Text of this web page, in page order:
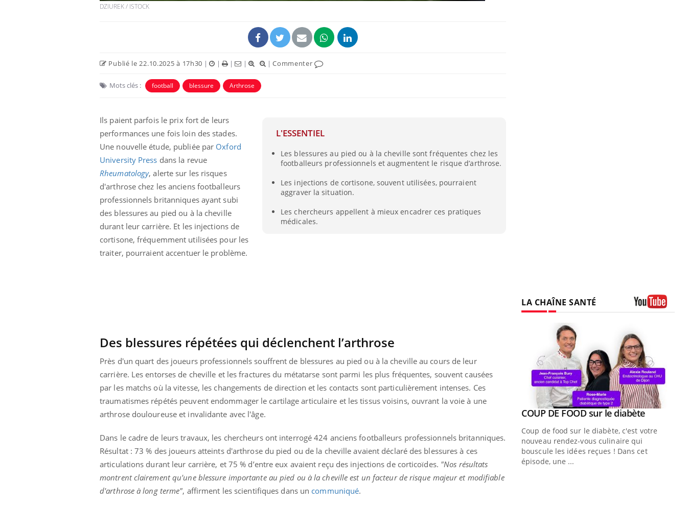
DZIUREK / ISTOCK
Publié le 22.10.2025 à 17h30 | | | | |Commenter
Mots clés : football blessure Arthrose
L'ESSENTIEL
Les blessures au pied ou à la cheville sont fréquentes chez les
footballeurs professionnels et augmentent le risque d’arthrose.
Les injections de cortisone, souvent utilisées, pourraient
aggraver la situation.
Les chercheurs appellent à mieux encadrer ces pratiques
médicales.
Ils paient parfois le prix fort de leurs
performances une fois loin des stades.
Une nouvelle étude, publiée par Oxford
University Press dans la revue
Rheumatology, alerte sur les risques
d'arthrose chez les anciens footballeurs
professionnels britanniques ayant subi
des blessures au pied ou à la cheville
durant leur carrière. Et les injections de
cortisone, fréquemment utilisées pour les
traiter, pourraient accentuer le problème.
Des blessures répétées qui déclenchent l’arthrose
Près d'un quart des joueurs professionnels souffrent de blessures au pied ou à la cheville au cours de leur
carrière. Les entorses de cheville et les fractures du métatarse sont parmi les plus fréquentes, souvent causées
par les matchs où la vitesse, les changements de direction et les contacts sont particulièrement intenses. Ces
traumatismes répétés peuvent endommager le cartilage articulaire et les tissus voisins, ouvrant la voie à une
arthrose douloureuse et invalidante avec l'âge.
Dans le cadre de leurs travaux, les chercheurs ont interrogé 424 anciens footballeurs professionnels britanniques.
Résultat : 73 % des joueurs atteints d'arthrose du pied ou de la cheville avaient déclaré des blessures à ces
articulations durant leur carrière, et 75 % d’entre eux avaient reçu des injections de corticoïdes. "Nos résultats
montrent clairement qu'une blessure importante au pied ou à la cheville est un facteur de risque majeur et modifiable
d'arthrose à long terme", affirment les scientifiques dans un communiqué.
LA CHAÎNE SANTÉ
Eczéma Chronique des Mains : se
L'été arrive… et avec lui, un tout nouveau
rythme de vie ! Vacances, plage, piscine,
soleil, activités en plein air… Nos mains
Youtube
Diabète & Ramadan 2026
nombreuses personnes atteintes de
diabète, c'est une période de questions, de
défis, mais ...
préventive Youtube
Un établissement lié à un groupe
mutualiste innove en matière de bilan de
numérique » permet ...
Youtube
COUP DE FOOD sur le diabèteYoutube
Coup de food sur le diabète, c'est votre
nouveau rendez-vous culinaire qui
bouscule les idées reçues ! Dans cet
épisode, une ...